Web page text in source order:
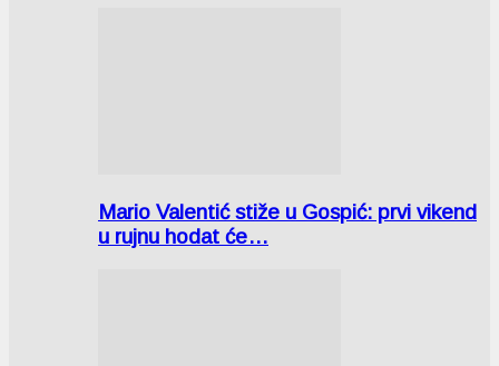
Mario Valentić stiže u Gospić: prvi vikend
u rujnu hodat će…